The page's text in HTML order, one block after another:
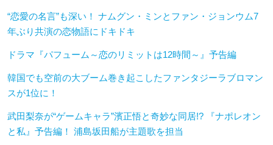
“恋愛の名言”も深い！ ナムグン・ミンとファン・ジョンウム7
年ぶり共演の恋物語にドキドキ
ドラマ『パフューム～恋のリミットは12時間～』予告編
韓国でも空前の大ブーム巻き起こしたファンタジーラブロマン
スが1位に！
武田梨奈が“ゲームキャラ”濱正悟と奇妙な同居!? 『ナポレオン
と私』予告編！ 浦島坂田船が主題歌を担当